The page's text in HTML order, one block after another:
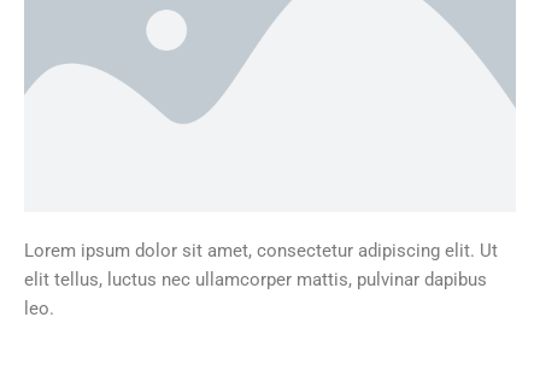
Lorem ipsum dolor sit amet, consectetur adipiscing elit. Ut
elit tellus, luctus nec ullamcorper mattis, pulvinar dapibus
leo.